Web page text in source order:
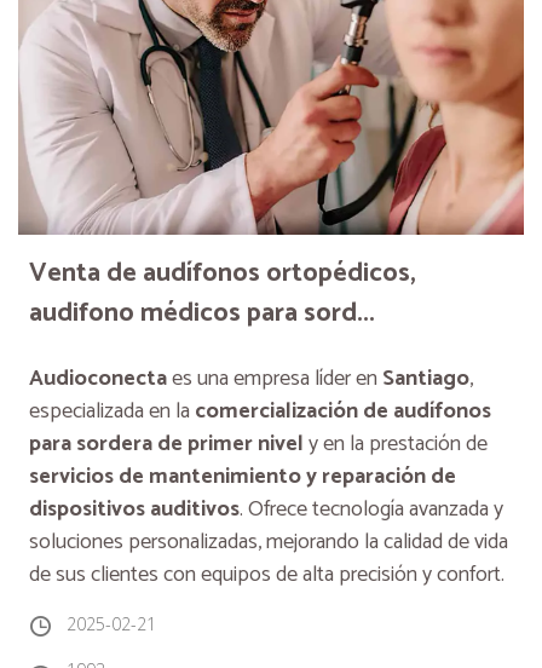
Venta de audífonos ortopédicos,
audifono médicos para sord...
Audioconectaes una empresa líder en Santiago,
especializada en la comercialización de audífonos
para sordera de primer nively en la prestación de
servicios de mantenimiento y reparación de
dispositivos auditivos. Ofrece tecnología avanzada y
soluciones personalizadas, mejorando la calidad de vida
de sus clientes con equipos de alta precisión y confort.
2025-02-21